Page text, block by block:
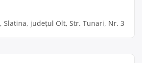
, Slatina, județul Olt, Str. Tunari, Nr. 3